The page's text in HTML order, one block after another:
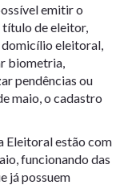
emitir o
de eleitor,
eleitoral,
biometria,
pendências ou
maio, o cadastro
Eleitoral estão com
funcionando das
já possuem